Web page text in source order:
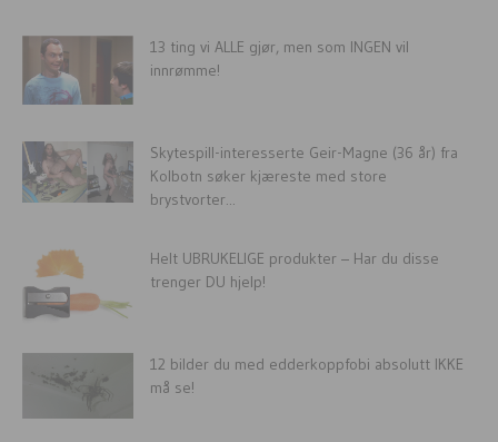
13 ting vi ALLE gjør, men som INGEN vil
innrømme!
Skytespill-interesserte Geir-Magne (36 år) fra
Kolbotn søker kjæreste med store
brystvorter...
Helt UBRUKELIGE produkter – Har du disse
trenger DU hjelp!
12 bilder du med edderkoppfobi absolutt IKKE
må se!